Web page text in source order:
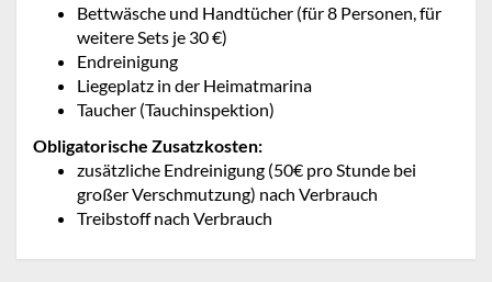
Bettwäsche und Handtücher (für 8 Personen, für
weitere Sets je 30 €)
Endreinigung
Liegeplatz in der Heimatmarina
Taucher (Tauchinspektion)
Obligatorische Zusatzkosten:
zusätzliche Endreinigung (50€ pro Stunde bei
großer Verschmutzung) nach Verbrauch
Treibstoff nach Verbrauch